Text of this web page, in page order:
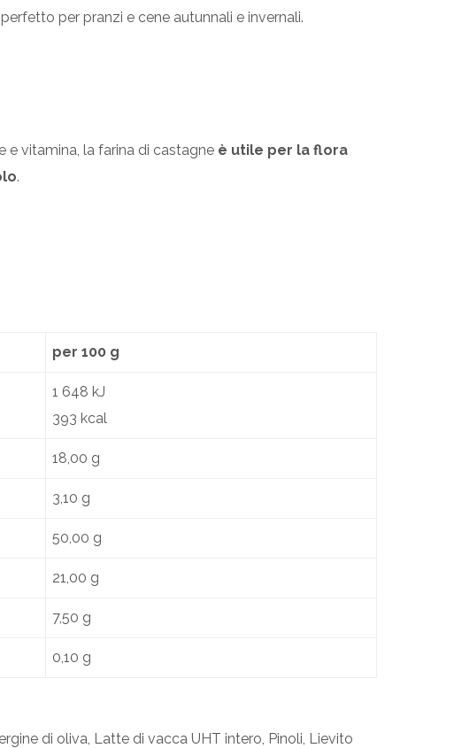
per pranzi e cene autunnali e invernali.
e vitamina, la farina di castagne è utile per la flora
.
per 100 g
1 648 kJ
393 kcal
18,00 g
3,10 g
50,00 g
21,00 g
7,50 g
0,10 g
di oliva, Latte di vacca UHT intero, Pinoli, Lievito